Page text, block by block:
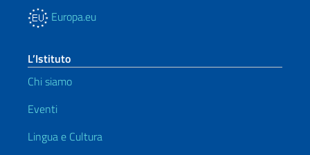
Europa.eu
L’Istituto
Chi siamo
Eventi
Lingua e Cultura